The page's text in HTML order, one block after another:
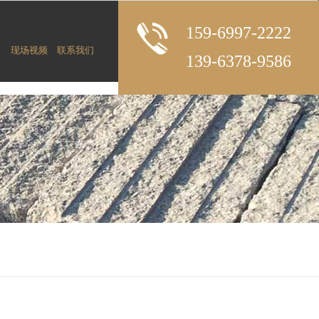
现场视频 联系我们
159-6997-2222
139-6378-9586